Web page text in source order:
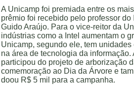
A Unicamp foi premiada entre os
prêmio foi recebido pelo professor
Guido Araújo. Para o vice-reitor da
indústrias como a Intel aumentam o
Unicamp, segundo ele, tem
na área de tecnologia da
participou do projeto de arborização
comemoração ao Dia da Árvore e
doou R$ 5 mil para a campanha.